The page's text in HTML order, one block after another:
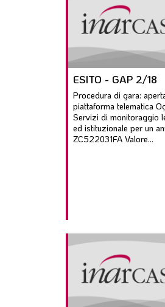
ESITO - GAP 2/18
Procedura di gara:
piattaforma telematica
Servizi di monitoraggio
ed istituzionale per un
ZC522031FA Valore...